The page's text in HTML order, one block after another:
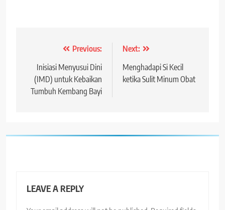
navigation
Previous:
Inisiasi Menyusui Dini
(IMD) untuk Kebaikan
Tumbuh Kembang Bayi
Next:
Menghadapi Si Kecil
ketika Sulit Minum Obat
LEAVE A REPLY